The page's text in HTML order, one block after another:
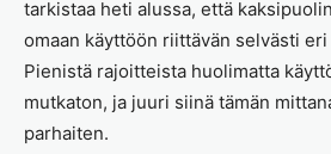
tarkistaa heti alussa, että
omaan käyttöön riittävän selvästi
Pienistä rajoitteista huolimatta
mutkaton, ja juuri siinä tämän
parhaiten.